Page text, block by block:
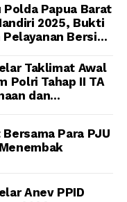
bagi Oknum
Papua Barat
2025, Bukti
Bersih
Taklimat Awal
Polri Tahap II TA
dan
Para PJU
Anev PPID